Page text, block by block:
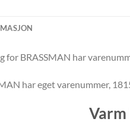
for BRASSMAN har
har eget varenummer,